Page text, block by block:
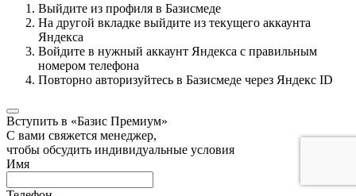
Выйдите из профиля в Базисмеде
На другой вкладке выйдите из текущего аккаунта
Яндекса
Войдите в нужный аккаунт Яндекса с правильным
номером телефона
Повторно авторизуйтесь в Базисмеде через Яндекс ID
Вступить в «Базис Премиум»
С вами свяжется менеджер,
чтобы обсудить индивидуальные условия
Имя